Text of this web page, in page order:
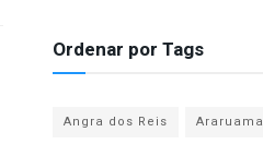
Ordenar por Tags
Angra dos Reis Araruama